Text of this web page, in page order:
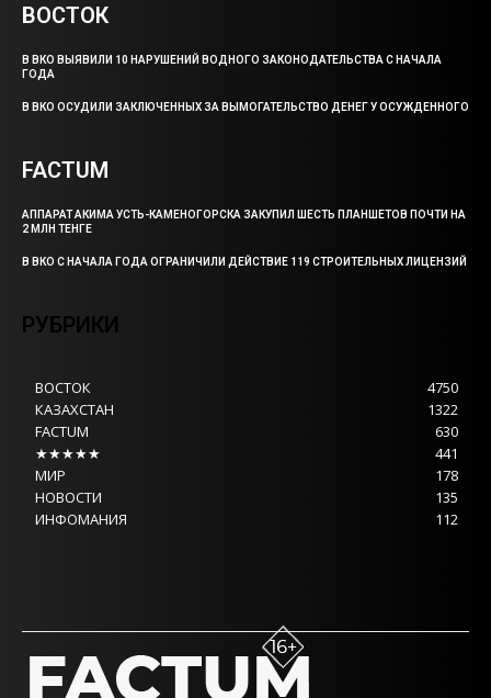
ВОСТОК
В ВКО ВЫЯВИЛИ 10 НАРУШЕНИЙ ВОДНОГО ЗАКОНОДАТЕЛЬСТВА С НАЧАЛА
ГОДА
В ВКО ОСУДИЛИ ЗАКЛЮЧЕННЫХ ЗА ВЫМОГАТЕЛЬСТВО ДЕНЕГ У ОСУЖДЕННОГО
FACTUM
АППАРАТ АКИМА УСТЬ-КАМЕНОГОРСКА ЗАКУПИЛ ШЕСТЬ ПЛАНШЕТОВ ПОЧТИ НА
2 МЛН ТЕНГЕ
В ВКО С НАЧАЛА ГОДА ОГРАНИЧИЛИ ДЕЙСТВИЕ 119 СТРОИТЕЛЬНЫХ ЛИЦЕНЗИЙ
РУБРИКИ
ВОСТОК
4750
КАЗАХСТАН
1322
FACTUM
630
★★★★★
441
МИР
178
НОВОСТИ
135
ИНФОМАНИЯ
112